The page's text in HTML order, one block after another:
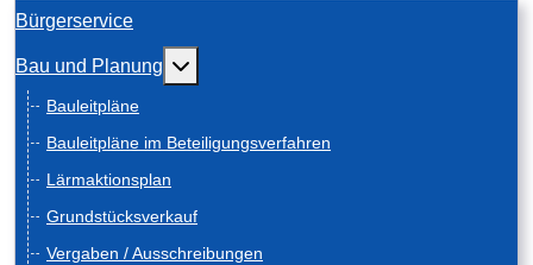
Bürgerservice
Bau und Planung Weitere Informationen: Bau und Planung
Bauleitpläne
Bauleitpläne im Beteiligungsverfahren
Lärmaktionsplan
Grundstücksverkauf
Vergaben / Ausschreibungen